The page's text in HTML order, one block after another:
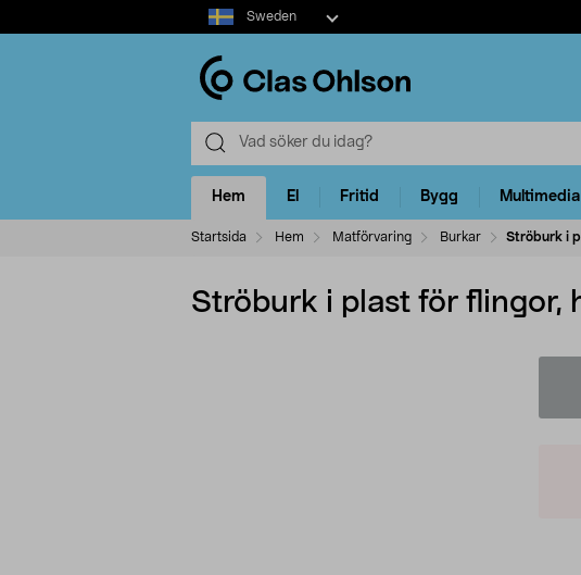
Select
market
Sweden
Hem El Fritid Bygg Multimedia
Startsida Hem Matförvaring Burkar Ströburk i
Ströburk i plast för flingor,